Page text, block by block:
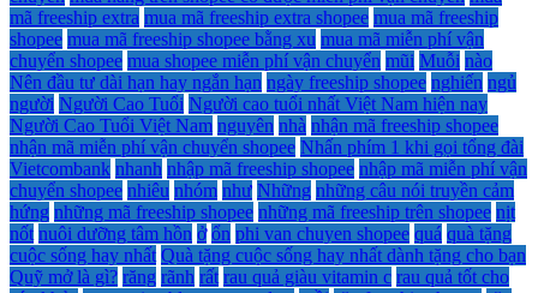
mã freeship extra mua mã freeship extra shopee mua mã freeship
shopee mua mã freeship shopee bằng xu mua mã miễn phí vận
chuyển shopee mua shopee miễn phí vận chuyển mũi Muỗi nào
Nên đầu tư dài hạn hay ngắn hạn ngày freeship shopee nghiến ngủ
người Người Cao Tuổi Người cao tuổi nhất Việt Nam hiện nay
Người Cao Tuổi Việt Nam nguyên nhà nhận mã freeship shopee
nhận mã miễn phí vận chuyển shopee Nhấn phím 1 khi gọi tổng đài
Vietcombank nhanh nhập mã freeship shopee nhập mã miễn phí vận
chuyển shopee nhiêu nhóm như Những những câu nói truyền cảm
hứng những mã freeship shopee những mã freeship trên shopee nịt
nốt nuôi dưỡng tâm hồn ở ổn phi van chuyen shopee quá quà tặng
cuộc sống hay nhất Quà tặng cuộc sống hay nhất dành tặng cho bạn
Quỹ mở là gì? răng rãnh rất rau quả giàu vitamin c rau quả tốt cho